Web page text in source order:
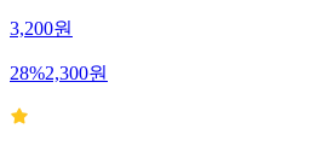
3,200원
28%2,300원